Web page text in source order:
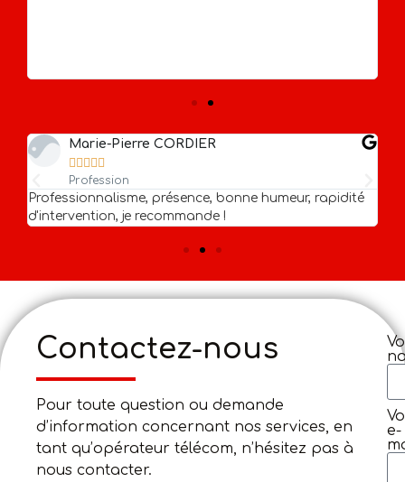
Marie-Pierre CORDIER
    
Profession
Professionnalisme, présence, bonne humeur, rapidité
d'intervention, je recommande !
Contactez-nous
Pour toute question ou demande
d’information concernant nos services, en
tant qu’opérateur télécom, n’hésitez pas à
nous contacter.
e-